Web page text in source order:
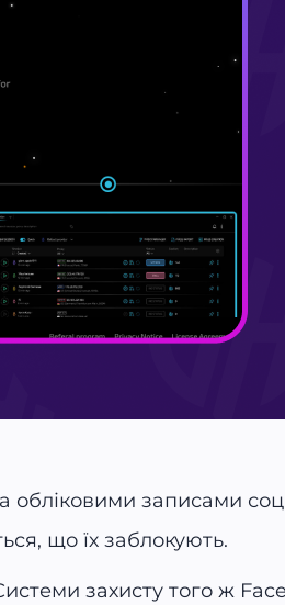
обліковими записами
що їх заблокують.
захисту того ж